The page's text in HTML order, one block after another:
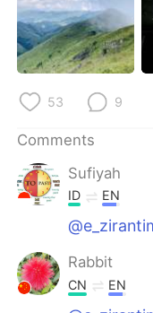
Русский
Indonesia
Português
53 9
Comments
Sufiyah
ID EN
Rabbit
CN EN